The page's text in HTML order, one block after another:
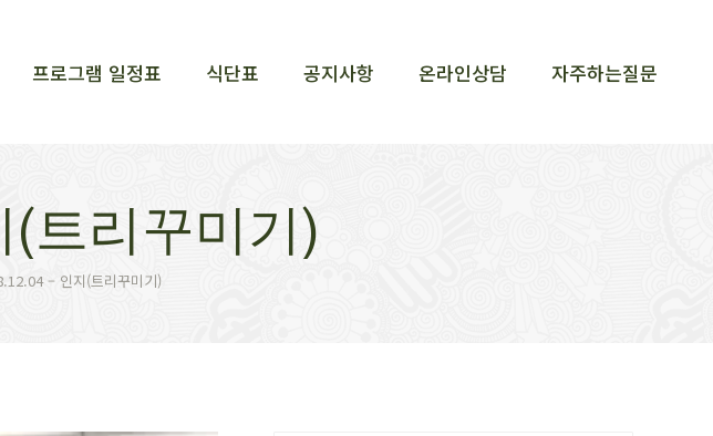
프로그램 일정표 식단표 공지사항 온라인상담 자주하는질문
(트리꾸미기)
– 인지(트리꾸미기)